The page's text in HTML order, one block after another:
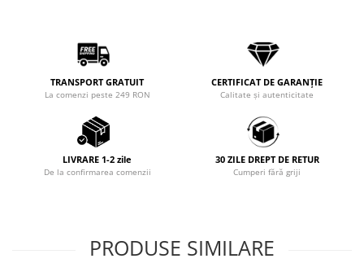
TRANSPORT GRATUIT
La comenzi peste 249 RON
CERTIFICAT DE GARANȚIE
Calitate și autenticitate
LIVRARE 1-2 zile
De la confirmarea comenzii
30 ZILE DREPT DE RETUR
Cumperi fără griji
PRODUSE SIMILARE